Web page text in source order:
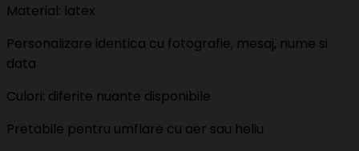
Material: latex
Personalizare identica cu fotografie, mesaj, nume si
data
Culori: diferite nuante disponibile
Pretabile pentru umflare cu aer sau heliu